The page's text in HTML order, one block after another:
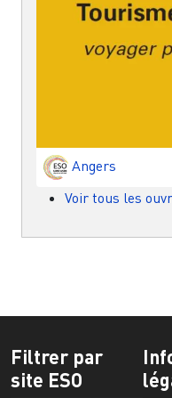
Angers
Voir tous les
Filtrer par
site ESO